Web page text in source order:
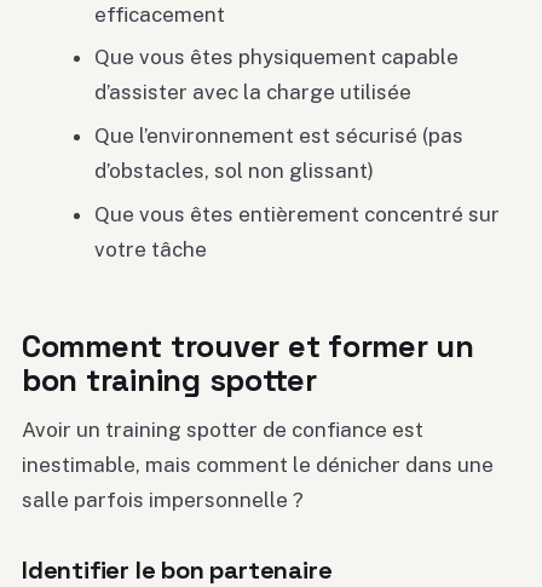
efficacement
Que vous êtes physiquement capable
d’assister avec la charge utilisée
Que l’environnement est sécurisé (pas
d’obstacles, sol non glissant)
Que vous êtes entièrement concentré sur
votre tâche
Comment trouver et former un
bon training spotter
Avoir un training spotter de confiance est
inestimable, mais comment le dénicher dans une
salle parfois impersonnelle ?
Identifier le bon partenaire